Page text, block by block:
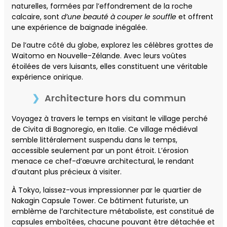
naturelles, formées par l’effondrement de la roche
calcaire, sont d’une beauté à couper le souffle et offrent
une expérience de baignade inégalée.
De l’autre côté du globe, explorez les célèbres grottes de
Waitomo en Nouvelle-Zélande. Avec leurs voûtes
étoilées de vers luisants, elles constituent une véritable
expérience onirique.
Architecture hors du commun
Voyagez à travers le temps en visitant le village perché
de Civita di Bagnoregio, en Italie. Ce village médiéval
semble littéralement suspendu dans le temps,
accessible seulement par un pont étroit. L’érosion
menace ce chef-d’œuvre architectural, le rendant
d’autant plus précieux à visiter.
À Tokyo, laissez-vous impressionner par le quartier de
Nakagin Capsule Tower. Ce bâtiment futuriste, un
emblème de l’architecture métaboliste, est constitué de
capsules emboîtées, chacune pouvant être détachée et